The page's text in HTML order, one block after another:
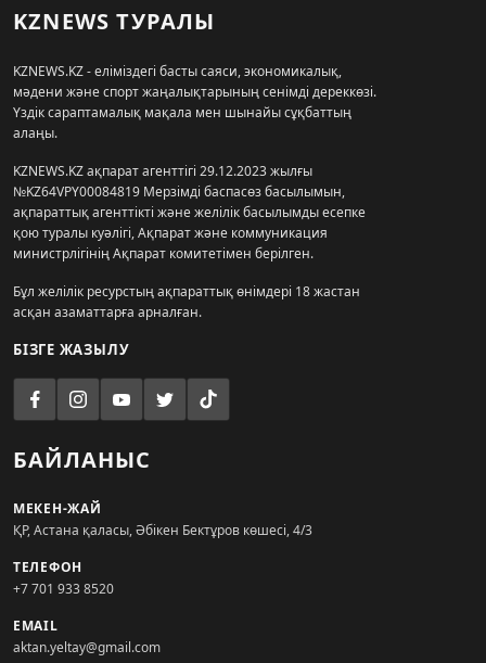
KZNEWS ТУРАЛЫ
KZNEWS.KZ - еліміздегі басты саяси, экономикалық,
мәдени және спорт жаңалықтарының сенімді дереккөзі.
Үздік сараптамалық мақала мен шынайы сұқбаттың
алаңы.
KZNEWS.KZ ақпарат агенттігі 29.12.2023 жылғы
№KZ64VPY00084819 Мерзімді баспасөз басылымын,
ақпараттық агенттікті және желілік басылымды есепке
қою туралы куәлігі, Ақпарат және коммуникация
министрлігінің Ақпарат комитетімен берілген.
Бұл желілік ресурстың ақпараттық өнімдері 18 жастан
асқан азаматтарға арналған.
БІЗГЕ ЖАЗЫЛУ
БАЙЛАНЫС
МЕКЕН-ЖАЙ
ҚР, Астана қаласы, Әбікен Бектұров көшесі, 4/3
ТЕЛЕФОН
+7 701 933 8520
EMAIL
aktan.yeltay@gmail.com